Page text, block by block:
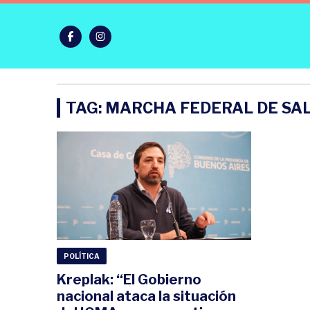
TAG: MARCHA FEDERAL DE
POLÍTICA
Kreplak: “El Gobierno
nacional ataca la situación